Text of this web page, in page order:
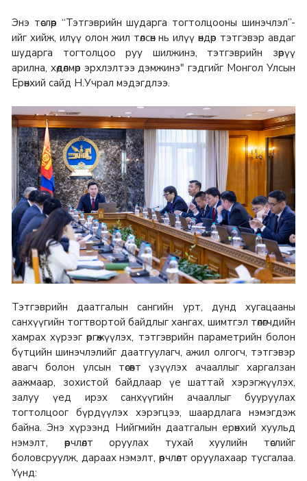
Энэ төслөөр “Тэтгэврийн шударга тогтолцооны шинэчлэл”-
ийг хийж, илүү олон жил төлсөн нь илүү өндөр тэтгэвэр авдаг
шударга тогтолцоо руу шилжинэ, тэтгэврийн зөрүү
арилна, хөдөлмөр эрхлэлтээ дэмжинэ" гэдгийг Монгол Улсын
Ерөнхий сайд Н.Учрал мэдэгдлээ.
Тэтгэврийн даатгалын сангийн урт, дунд хугацааны
санхүүгийн тогтвортой байдлыг хангах, шимтгэл төлөгчдийн
хамрах хүрээг өргөжүүлэх, тэтгэврийн параметрийн болон
бүтцийн шинэчлэлийг даатгуулагч, ажил олгогч, тэтгэвэр
авагч болон улсын төсөвт үзүүлэх ачааллыг харгалзан
аажмаар, зохистой байдлаар үе шаттай хэрэгжүүлэх,
залуу үед ирэх санхүүгийн ачааллыг бууруулах
тогтолцоог бүрдүүлэх хэрэгцээ, шаардлага нэмэгдэж
байна. Энэ хүрээнд Нийгмийн даатгалын ерөнхий хуульд
нэмэлт, өөрчлөлт оруулах тухай хуулийн төслийг
боловсруулж, дараах нэмэлт, өөрчлөлт оруулахаар тусгалаа.
Үүнд: